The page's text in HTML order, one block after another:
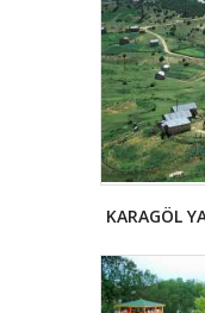
KARAGÖL